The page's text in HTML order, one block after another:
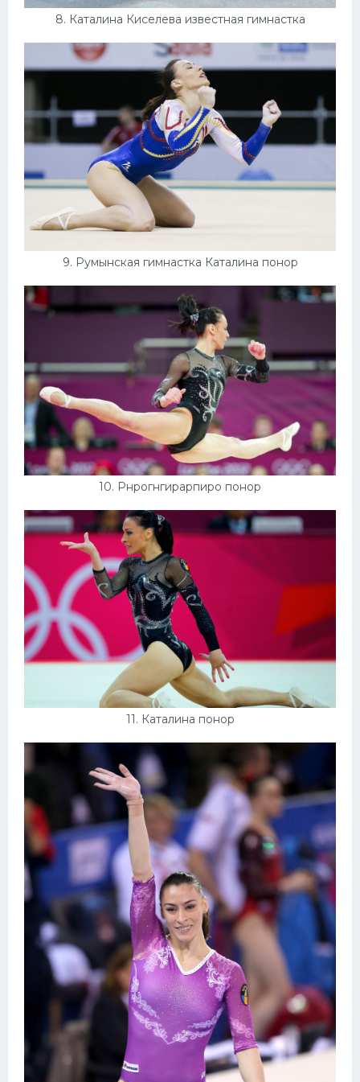
8. Каталина Киселева известная гимнастка
9. Румынская гимнастка Каталина понор
10. Рнрогнгирарпиро понор
11. Каталина понор